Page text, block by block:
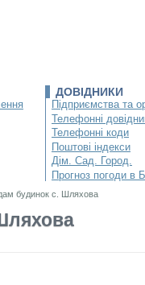
ДОВІДНИКИ
Підприємства та
Телефонні
Телефонні коди
Поштові індекси
Дім. Сад. Город.
Прогноз погоди в
будинок с. Шляхова